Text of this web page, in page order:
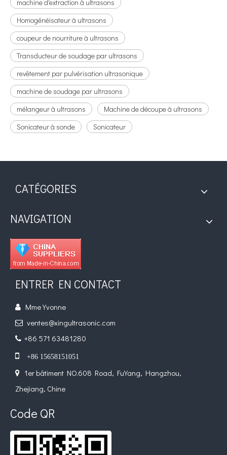
machine d'extraction à ultrasons
Homogénéisateur à ultrasons
coupeur de nourriture à ultrasons
Transducteur de soudage par ultrasons
revêtement par pulvérisation ultrasonique
machine de soudage par ultrasons
mélangeur à ultrasons
Machine de découpe à ultrasons
Sonicateur à sonde
Sonicateur
CATÉGORIES
NAVIGATION
ENTRER EN CONTACT
 Mme Yvonne
 ventes@xingultrasonic.com
 +86 571 63481280
 +86 15658151051

1er bâtiment NO.608 Road, FuYang, Hangzhou,
Zhejiang, Chine
Code QR